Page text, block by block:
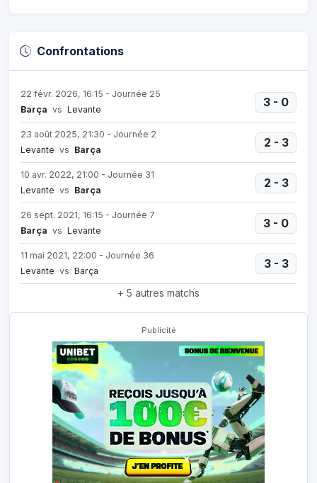
Confrontations
22 févr. 2026, 16:15 - Journée 25
Barça vs Levante
3 - 0
23 août 2025, 21:30 - Journée 2
Levante vs Barça
2 - 3
10 avr. 2022, 21:00 - Journée 31
Levante vs Barça
2 - 3
26 sept. 2021, 16:15 - Journée 7
Barça vs Levante
3 - 0
11 mai 2021, 22:00 - Journée 36
Levante vs Barça
3 - 3
+ 5 autres matchs
Publicité